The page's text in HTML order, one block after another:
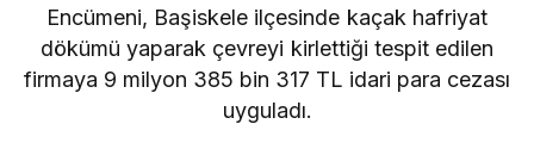
Encümeni, Başiskele ilçesinde kaçak hafriyat
dökümü yaparak çevreyi kirlettiği tespit edilen
firmaya 9 milyon 385 bin 317 TL idari para cezası
uyguladı.